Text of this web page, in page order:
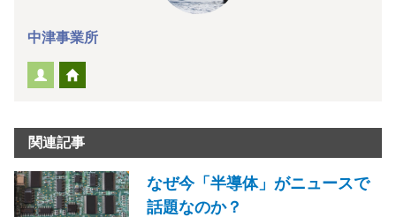
中津事業所
関連記事
なぜ今「半導体」がニュースで
話題なのか？